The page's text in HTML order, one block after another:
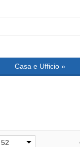
Casa e Ufficio »
52